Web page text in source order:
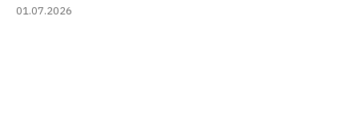
01.07.2026